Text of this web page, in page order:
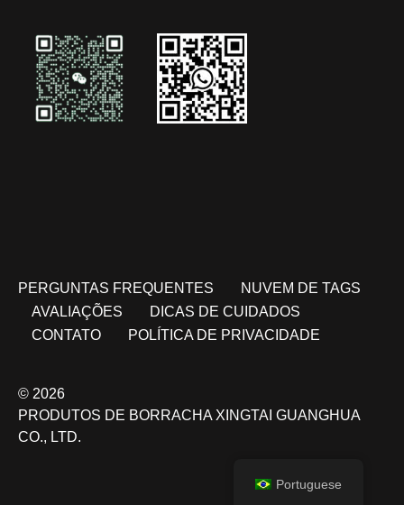
PERGUNTAS FREQUENTES
NUVEM DE TAGS
AVALIAÇÕES
DICAS DE CUIDADOS
CONTATO
POLÍTICA DE PRIVACIDADE
© 2026
PRODUTOS DE BORRACHA XINGTAI GUANGHUA
CO., LTD.
Portuguese